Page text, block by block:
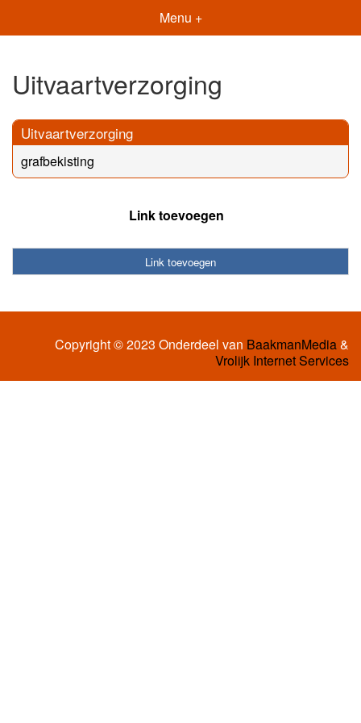
Menu +
Uitvaartverzorging
Uitvaartverzorging
grafbekisting
Link toevoegen
Link toevoegen
Copyright © 2023 Onderdeel van BaakmanMedia&
Vrolijk Internet Services